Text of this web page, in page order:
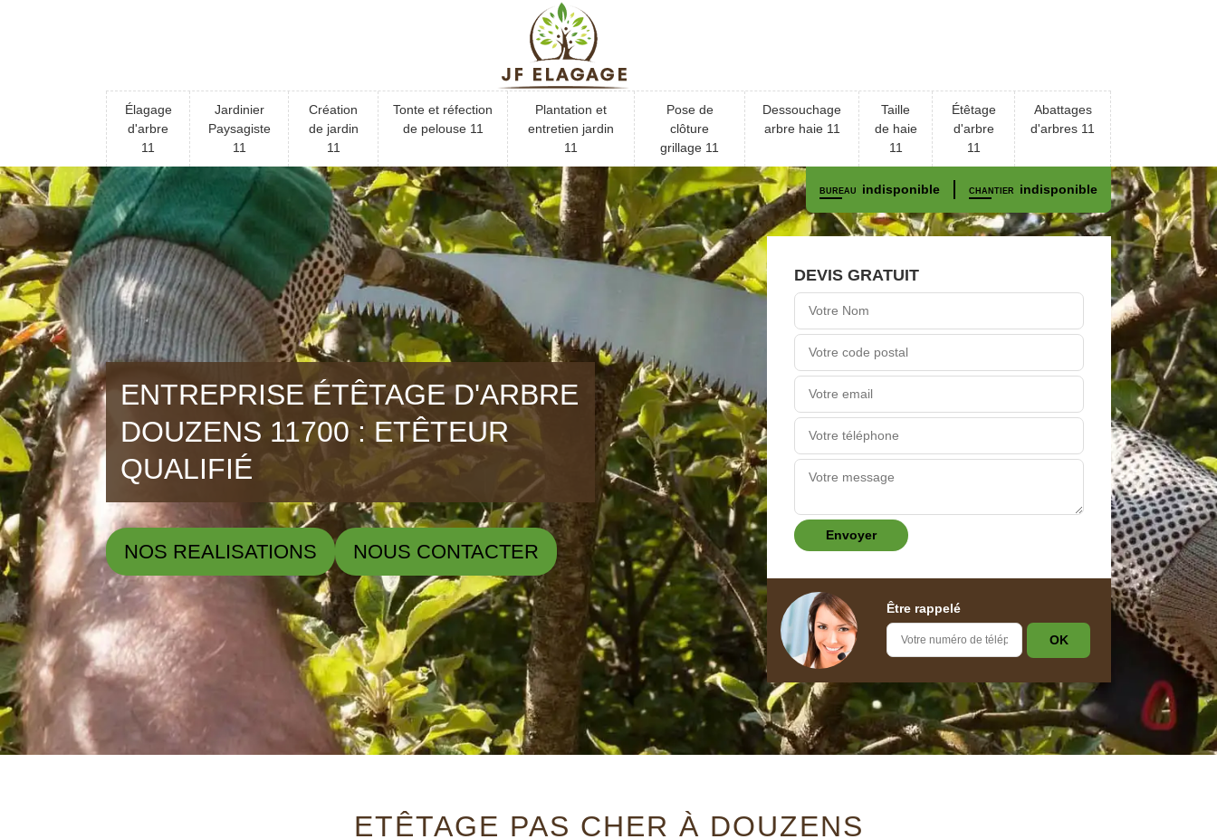
Élagage
d'arbre
11
Jardinier
Paysagiste
11
Création
de jardin
11
Tonte et réfection
de pelouse 11
Plantation et
entretien jardin
11
Pose de
clôture
grillage 11
Dessouchage
arbre haie 11
Taille
de haie
11
Étêtage
d'arbre
11
Abattages
d'arbres 11
BUREAU indisponible CHANTIER indisponible
ENTREPRISE ÉTÊTAGE D'ARBRE
DOUZENS 11700 : ETÊTEUR
QUALIFIÉ
NOS REALISATIONS NOUS CONTACTER
DEVIS GRATUIT
Être rappelé
ETÊTAGE PAS CHER À DOUZENS